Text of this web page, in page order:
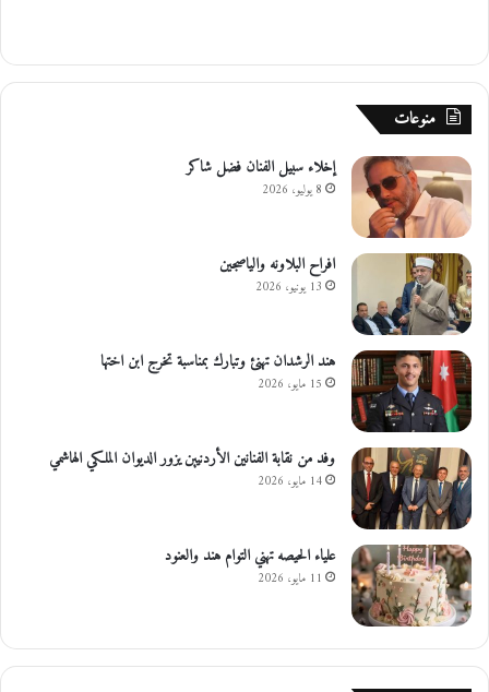
منوعات
إخلاء سبيل الفنان فضل شاكر
8 يوليو، 2026
افراح البلاونه والياصجين
13 يونيو، 2026
هند الرشدان تهنئ وتبارك بمناسبة تخرج ابن اختها
15 مايو، 2026
وفد من نقابة الفنانين الأردنيين يزور الديوان الملكي الهاشمي
14 مايو، 2026
علياء الحيصه تهني التوام هند والعنود
11 مايو، 2026